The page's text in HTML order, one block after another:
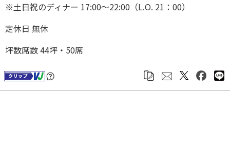
※土日祝のディナー 17:00～22:00（L.O. 21：00）
定休日 無休
坪数席数 44坪・50席